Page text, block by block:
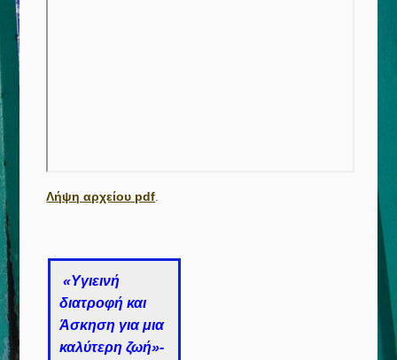
Λήψη αρχείου pdf
«Υγιεινή
διατροφή και
Άσκηση για μια
καλύτερη ζωή»-